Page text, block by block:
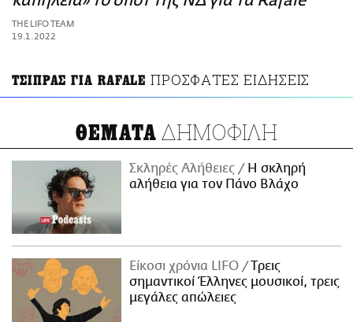
ΑΜΠΑ
PRINT
THE LIFO TEAM
19.1.2022
ΤΣΙΠΡΑΣ ΓΙΑ RAFALE ΠΡΟΣΦΑΤΕΣ ΕΙΔΗΣΕΙΣ
ΘΕΜΑΤΑ ΔΗΜΟΦΙΛΗ
Σκληρές Αλήθειες
H σκληρή
αλήθεια για τον Πάνο Βλάχο
Είκοσι χρόνια LIFO
Tρεις
σημαντικοί Έλληνες μουσικοί, τρεις
μεγάλες απώλειες